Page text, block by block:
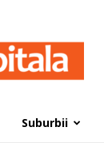
Suburbii